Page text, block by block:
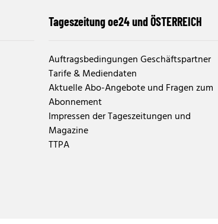
Tageszeitung oe24 und ÖSTERREICH
Auftragsbedingungen Geschäftspartner
Tarife & Mediendaten
Aktuelle Abo-Angebote und Fragen zum
Abonnement
Impressen der Tageszeitungen und
Magazine
TTPA